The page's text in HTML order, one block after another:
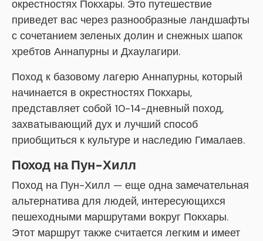
окрестностях Покхары. Это путешествие
приведет вас через разнообразные ландшафты
с сочетанием зеленых долин и снежных шапок
хребтов Аннапурны и Дхаулагири.
Поход к базовому лагерю Аннапурны, который
начинается в окрестностях Покхары,
представляет собой 10-14-дневный поход,
захватывающий дух и лучший способ
приобщиться к культуре и наследию Гималаев.
Поход на Пун-Хилл
Поход на Пун-Хилл — еще одна замечательная
альтернатива для людей, интересующихся
пешеходными маршрутами вокруг Покхары.
Этот маршрут также считается легким и имеет